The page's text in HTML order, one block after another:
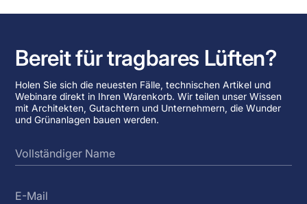
Bereit für tragbares Lüften?
Holen Sie sich die neuesten Fälle, technischen Artikel und
Webinare direkt in Ihren Warenkorb. Wir teilen unser Wissen
mit Architekten, Gutachtern und Unternehmern, die Wunder
und Grünanlagen bauen werden.